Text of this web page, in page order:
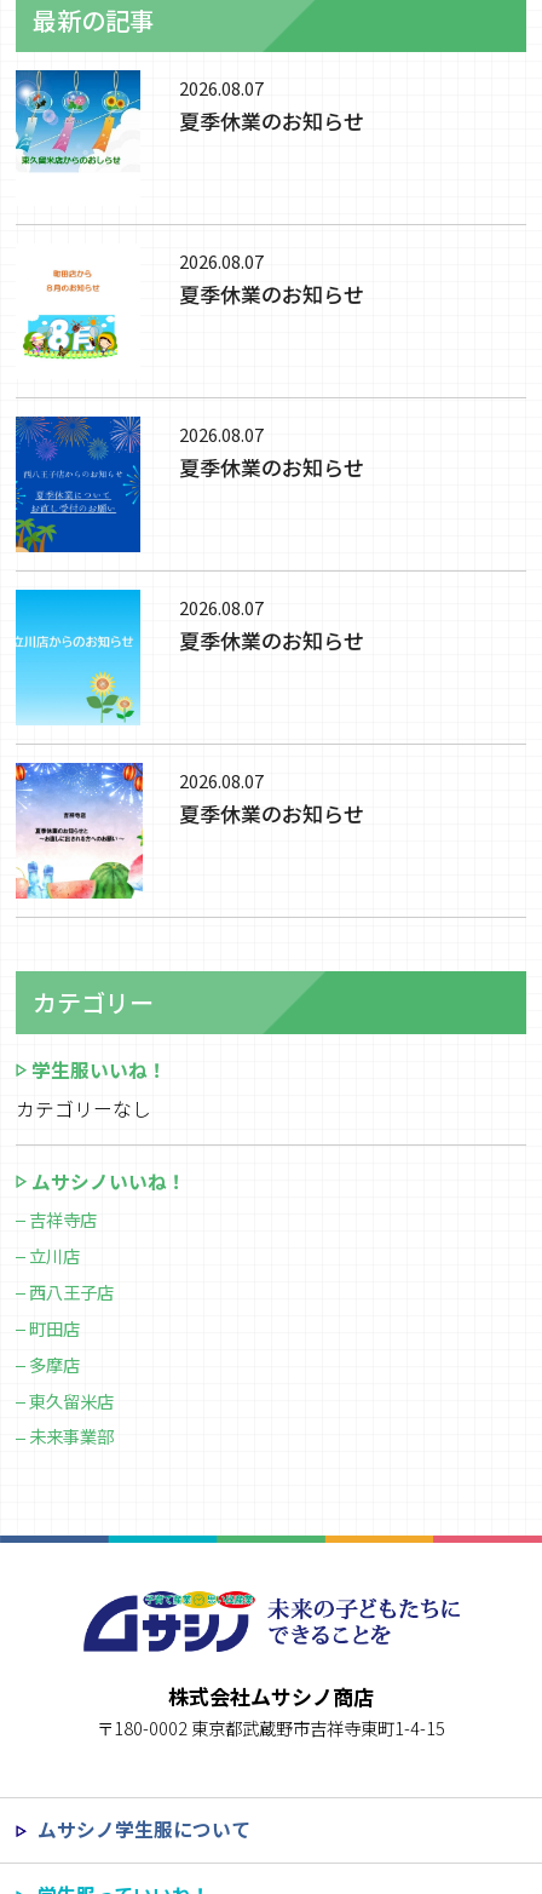
最新の記事
2026.08.07
夏季休業のお知らせ
2026.08.07
夏季休業のお知らせ
2026.08.07
夏季休業のお知らせ
2026.08.07
夏季休業のお知らせ
2026.08.07
夏季休業のお知らせ
カテゴリー
学生服いいね！
カテゴリーなし
ムサシノいいね！
吉祥寺店
立川店
西八王子店
町田店
多摩店
東久留米店
未来事業部
株式会社ムサシノ商店
〒180-0002 東京都武蔵野市吉祥寺東町1-4-15
ムサシノ学生服について